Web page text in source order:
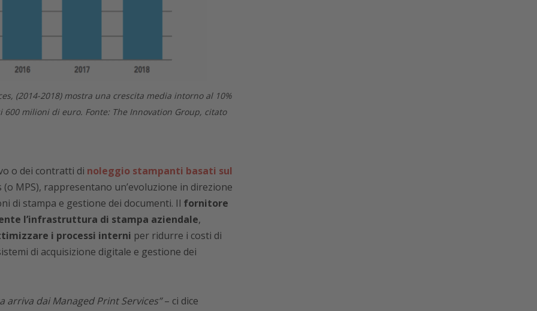
milioni di euro. Fonte: The Innovation Group, citato
o dei contratti di noleggio stampanti basati sul
MPS), rappresentano un’evoluzione in direzione
di stampa e gestione dei documenti. Il fornitore
l’infrastruttura di stampa aziendale,
i processi interni per ridurre i costi di
di acquisizione digitale e gestione dei
arriva dai Managed Print Services”– ci dice